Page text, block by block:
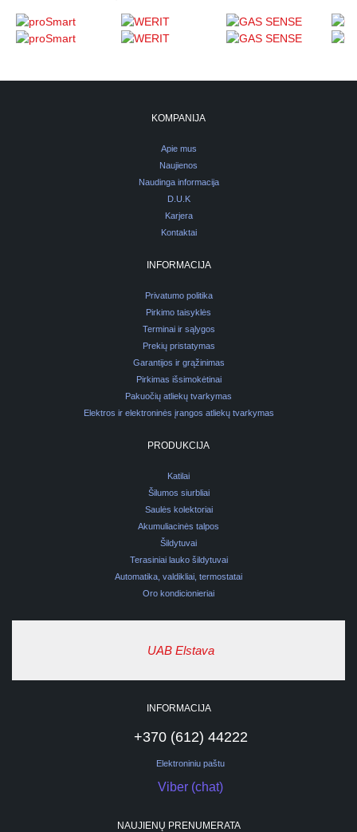
KOMPANIJA
Apie mus
Naujienos
Naudinga informacija
D.U.K
Karjera
Kontaktai
INFORMACIJA
Privatumo politika
Pirkimo taisyklės
Terminai ir sąlygos
Prekių pristatymas
Garantijos ir grąžinimas
Pirkimas išsimokėtinai
Pakuočių atliekų tvarkymas
Elektros ir elektroninės įrangos atliekų tvarkymas
PRODUKCIJA
Katilai
Šilumos siurbliai
Saulės kolektoriai
Akumuliacinės talpos
Šildytuvai
Terasiniai lauko šildytuvai
Automatika, valdikliai, termostatai
Oro kondicionieriai
UAB Elstava
INFORMACIJA
+370 (612) 44222
Elektroniniu paštu
Viber (chat)
NAUJIENŲ PRENUMERATA